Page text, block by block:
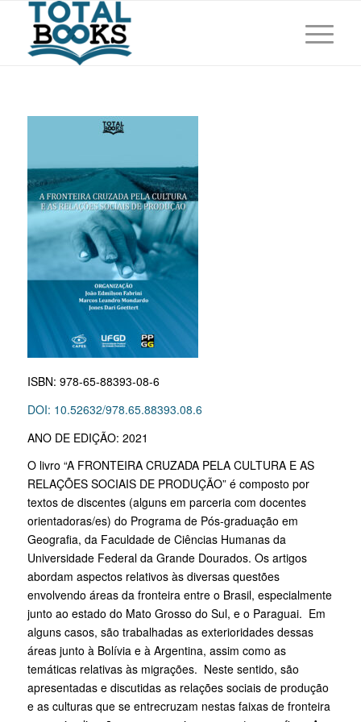
ISBN: 978-65-88393-08-6
DOI: 10.52632/978.65.88393.08.6
ANO DE EDIÇÃO: 2021
O livro “A FRONTEIRA CRUZADA PELA CULTURA E AS
RELAÇÕES SOCIAIS DE PRODUÇÃO” é composto por
textos de discentes (alguns em parceria com docentes
orientadoras/es) do Programa de Pós-graduação em
Geografia, da Faculdade de Ciências Humanas da
Universidade Federal da Grande Dourados. Os artigos
abordam aspectos relativos às diversas questões
envolvendo áreas da fronteira entre o Brasil, especialmente
junto ao estado do Mato Grosso do Sul, e o Paraguai. Em
alguns casos, são trabalhadas as exterioridades dessas
áreas junto à Bolívia e à Argentina, assim como as
temáticas relativas às migrações. Neste sentido, são
apresentadas e discutidas as relações sociais de produção
e as culturas que se entrecruzam nestas faixas de fronteira